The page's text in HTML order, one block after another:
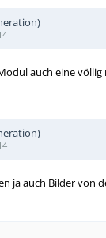
auch eine völlig
ja auch Bilder